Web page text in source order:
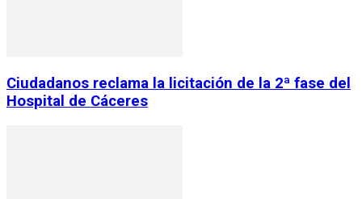
Ciudadanos reclama la licitación de la 2ª fase del
Hospital de Cáceres